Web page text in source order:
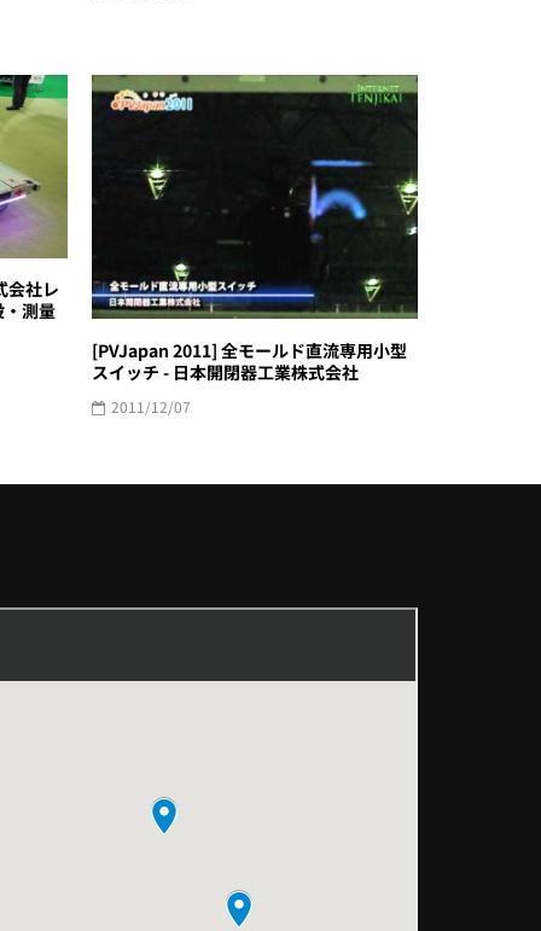
会社レ
・測量
[PVJapan 2011] 全モールド直流専用小型
スイッチ - 日本開閉器工業株式会社
2011/12/07